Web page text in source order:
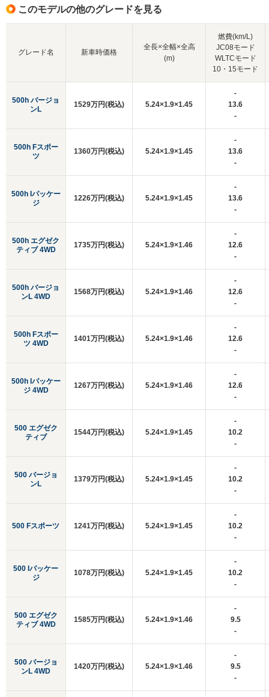
このモデルの他のグレードを見る
グレード名
500h バージョ
ンL
500h Fスポー
ツ
500h Iパッケー
ジ
500h エグゼク
ティブ 4WD
500h バージョ
ンL 4WD
500h Fスポー
ツ 4WD
500h Iパッケー
ジ 4WD
500 エグゼク
ティブ
500 バージョ
ンL
500 Fスポーツ
500 Iパッケー
ジ
500 エグゼク
ティブ 4WD
500 バージョ
ンL 4WD
新車時価格
全長×全幅×全高
(m)
燃費(km/L)
JC08モード
WLTCモード
10・15モード
1529万円(税込) 5.24×1.9×1.45
-
13.6
-
1360万円(税込) 5.24×1.9×1.45
-
13.6
-
1226万円(税込) 5.24×1.9×1.45
-
13.6
-
1735万円(税込) 5.24×1.9×1.46
-
12.6
-
1568万円(税込) 5.24×1.9×1.46
-
12.6
-
1401万円(税込) 5.24×1.9×1.46
-
12.6
-
1267万円(税込) 5.24×1.9×1.46
-
12.6
-
1544万円(税込) 5.24×1.9×1.45
-
10.2
-
1379万円(税込) 5.24×1.9×1.45
-
10.2
-
1241万円(税込) 5.24×1.9×1.45
-
10.2
-
1078万円(税込) 5.24×1.9×1.45
-
10.2
-
1585万円(税込) 5.24×1.9×1.46
-
9.5
-
1420万円(税込) 5.24×1.9×1.46
-
9.5
-